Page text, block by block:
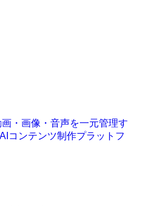
・画像・音声を一元管理す
コンテンツ制作プラットフ